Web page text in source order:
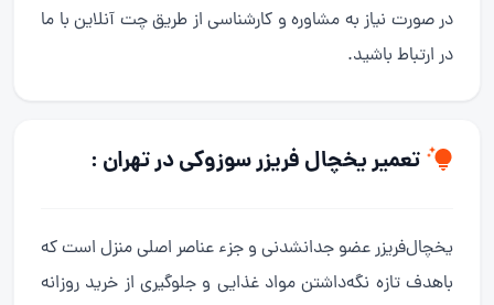
در صورت نیاز به مشاوره و کارشناسی از طریق چت آنلاین با ما
در ارتباط باشید.
تعمیر یخچال فریزر سوزوکی در تهران :
یخچال‌فریزر عضو جدانشدنی و جزء عناصر اصلی منزل است که
باهدف تازه نگه‌داشتن مواد غذایی و جلوگیری از خرید روزانه